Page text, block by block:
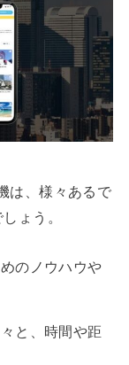
は、様々あるで
ょう。
のノウハウや
と、時間や距